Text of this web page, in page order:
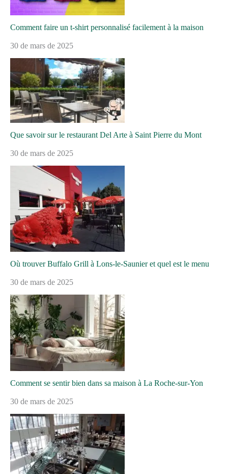
Comment faire un t-shirt personnalisé facilement à la maison
30 de mars de 2025
Que savoir sur le restaurant Del Arte à Saint Pierre du Mont
30 de mars de 2025
Où trouver Buffalo Grill à Lons-le-Saunier et quel est le menu
30 de mars de 2025
Comment se sentir bien dans sa maison à La Roche-sur-Yon
30 de mars de 2025